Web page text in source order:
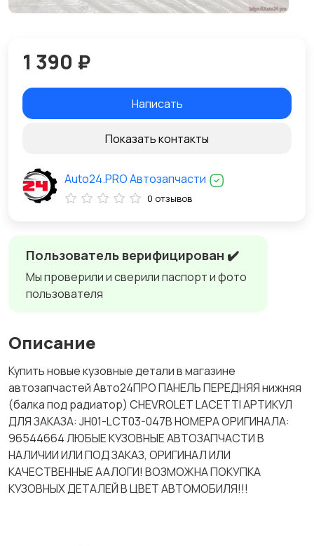
Пользователь верифицирован ✔️
Мы проверили и сверили паспорт и фото
пользователя
Описание
Купить новые кузовные детали в магазине
автозапчастей Авто24ПРО ПАНЕЛЬ ПЕРЕДНЯЯ нижняя
(балка под радиатор) CHEVROLET LACETTI АРТИКУЛ
ДЛЯ ЗАКАЗА: JH01-LCT03-047B НОМЕРА ОРИГИНАЛА:
96544664 ЛЮБЫЕ КУЗОВНЫЕ АВТОЗАПЧАСТИ В
НАЛИЧИИ ИЛИ ПОД ЗАКАЗ, ОРИГИНАЛ ИЛИ
КАЧЕСТВЕННЫЕ ААЛОГИ! ВОЗМОЖНА ПОКУПКА
КУЗОВНЫХ ДЕТАЛЕЙ В ЦВЕТ АВТОМОБИЛЯ!!!
1 390 ₽
Написать
Показать контакты
Auto24.PRO Автозапчасти
0 отзывов